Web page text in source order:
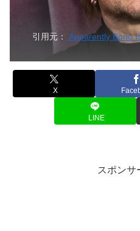
引用元：
Apparently Bono
X
LINE
スポンサ